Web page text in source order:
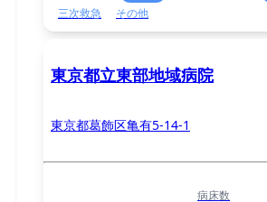
三次救急
その他
東京都立東部地域病院
東京都葛飾区亀有5-14-1
病床数